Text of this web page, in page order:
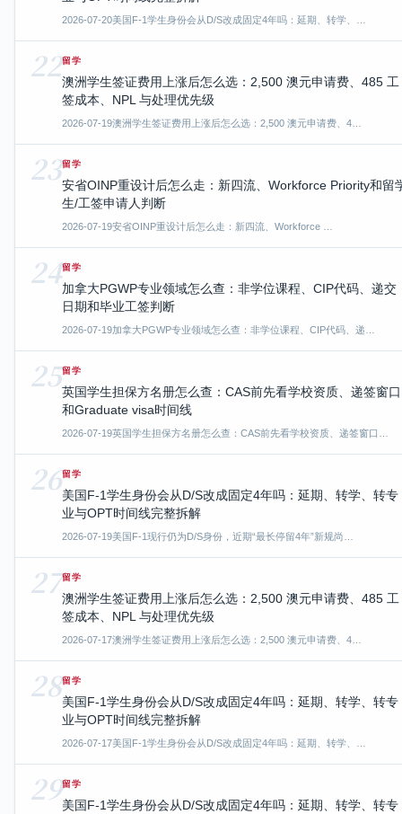
2026-07-20美国F-1学生身份会从D/S改成固定4年吗：延期、转学、…
22留学
澳洲学生签证费用上涨后怎么选：2,500 澳元申请费、485 工
签成本、NPL 与处理优先级
2026-07-19澳洲学生签证费用上涨后怎么选：2,500 澳元申请费、4…
23留学
安省OINP重设计后怎么走：新四流、Workforce Priority和留
生/工签申请人判断
2026-07-19安省OINP重设计后怎么走：新四流、Workforce …
24留学
加拿大PGWP专业领域怎么查：非学位课程、CIP代码、递交
日期和毕业工签判断
2026-07-19加拿大PGWP专业领域怎么查：非学位课程、CIP代码、递…
25留学
英国学生担保方名册怎么查：CAS前先看学校资质、递签窗口
和Graduate visa时间线
2026-07-19英国学生担保方名册怎么查：CAS前先看学校资质、递签窗口…
26留学
美国F-1学生身份会从D/S改成固定4年吗：延期、转学、转专
业与OPT时间线完整拆解
2026-07-19美国F-1现行仍为D/S身份，近期“最长停留4年”新规尚…
27留学
澳洲学生签证费用上涨后怎么选：2,500 澳元申请费、485 工
签成本、NPL 与处理优先级
2026-07-17澳洲学生签证费用上涨后怎么选：2,500 澳元申请费、4…
28留学
美国F-1学生身份会从D/S改成固定4年吗：延期、转学、转专
业与OPT时间线完整拆解
2026-07-17美国F-1学生身份会从D/S改成固定4年吗：延期、转学、…
29留学
美国F-1学生身份会从D/S改成固定4年吗：延期、转学、转专